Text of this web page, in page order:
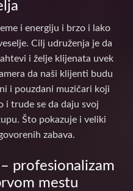
i energiju i brzo i lako
Cilj udruženja je da
i želje klijenata uvek
da naši klijenti budu
i pouzdani muzičari koji
i trude se da daju svoj
Što pokazuje i veliki
zabava.
profesionalizam
mestu